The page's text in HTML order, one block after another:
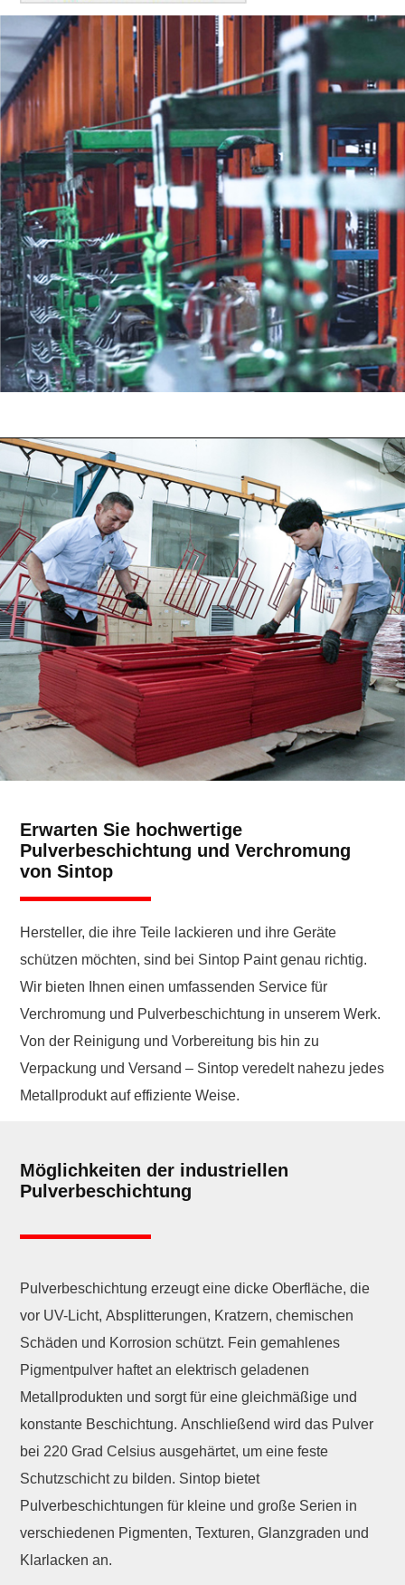
Erwarten Sie hochwertige
Pulverbeschichtung und Verchromung
von Sintop
Hersteller, die ihre Teile lackieren und ihre Geräte
schützen möchten, sind bei Sintop Paint genau richtig.
Wir bieten Ihnen einen umfassenden Service für
Verchromung und Pulverbeschichtung in unserem Werk.
Von der Reinigung und Vorbereitung bis hin zu
Verpackung und Versand – Sintop veredelt nahezu jedes
Metallprodukt auf effiziente Weise.
Möglichkeiten der industriellen
Pulverbeschichtung
Pulverbeschichtung erzeugt eine dicke Oberfläche, die
vor UV-Licht, Absplitterungen, Kratzern, chemischen
Schäden und Korrosion schützt. Fein gemahlenes
Pigmentpulver haftet an elektrisch geladenen
Metallprodukten und sorgt für eine gleichmäßige und
konstante Beschichtung. Anschließend wird das Pulver
bei 220 Grad Celsius ausgehärtet, um eine feste
Schutzschicht zu bilden. Sintop bietet
Pulverbeschichtungen für kleine und große Serien in
verschiedenen Pigmenten, Texturen, Glanzgraden und
Klarlacken an.